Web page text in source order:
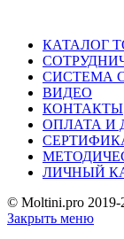
КАТАЛОГ
СИСТЕМА
ВИДЕО
КОНТАКТЫ
ОПЛАТА И
ЛИЧНЫЙ
© Moltini.pro 2019-
Закрыть меню